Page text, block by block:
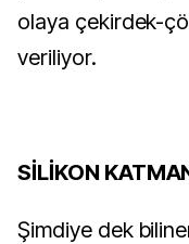
olaya çekirdek-
veriliyor.
SİLİKON
Şimdiye dek